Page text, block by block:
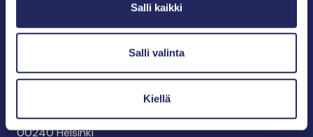
Salli kaikki
Salli valinta
Kiellä
John Nurmisen Säätiö on Itämeren suojelija, meren
puolestapuhuja, merikulttuurin vaalija ja
merikirjallisuuden kustantaja.
John Nurmisen Säätiö sr.
Pasilankatu 2
00240 Helsinki